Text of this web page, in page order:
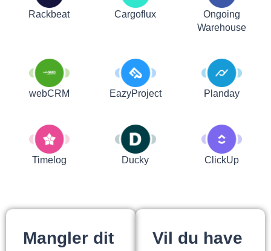
Rackbeat Cargoflux
Ongoing
Warehouse
webCRM EazyProject Planday
Timelog Ducky ClickUp
Mangler dit
Vil du have